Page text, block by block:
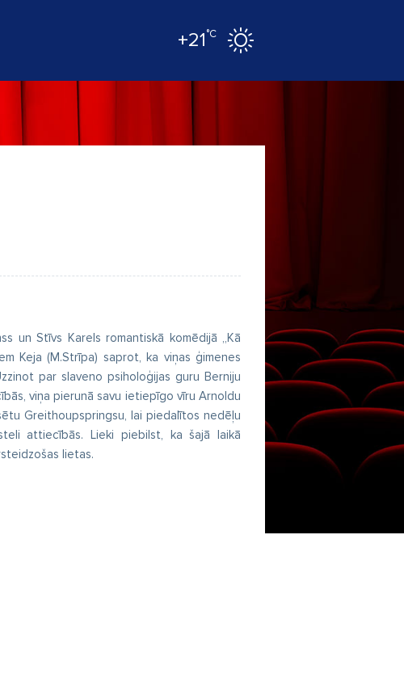
+21°C
un Stīvs Karels romantiskā komēdijā „Kā
Keja (M.Strīpa) saprot, ka viņas ģimenes
par slaveno psiholoģijas guru Berniju
viņa pierunā savu ietiepīgo vīru Arnoldu
Greithoupspringsu, lai piedalītos nedēļu
attiecībās. Lieki piebilst, ka šajā laikā
lietas.